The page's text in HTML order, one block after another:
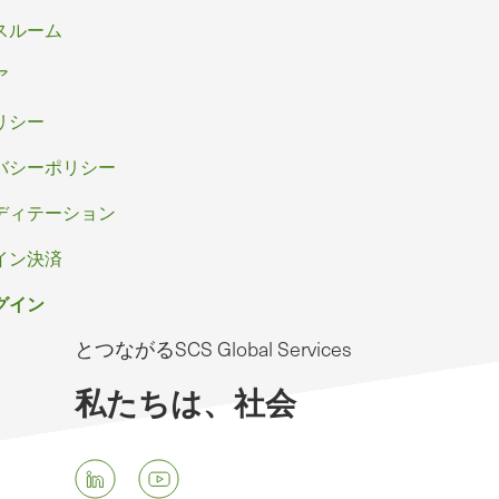
ルーム
シー
シーポリシー
ィテーション
ン決済
イン
とつながるSCS Global Services
私たちは、社会